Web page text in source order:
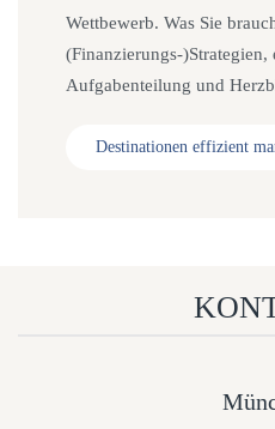
Wettbewerb. Was Sie
(Finanzierungs-)Strategien,
Aufgabenteilung und
Destinationen effizient